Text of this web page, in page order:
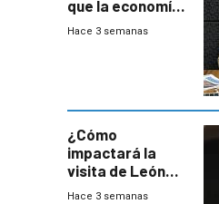
que la economía
crecerá 1,6%
Hace 3 semanas
¿Cómo
impactará la
visita de León
XIV a Uruguay?
Hace 3 semanas